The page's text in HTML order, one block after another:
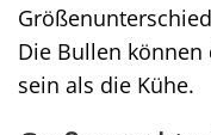
Die Bullen
sein als die Kühe.